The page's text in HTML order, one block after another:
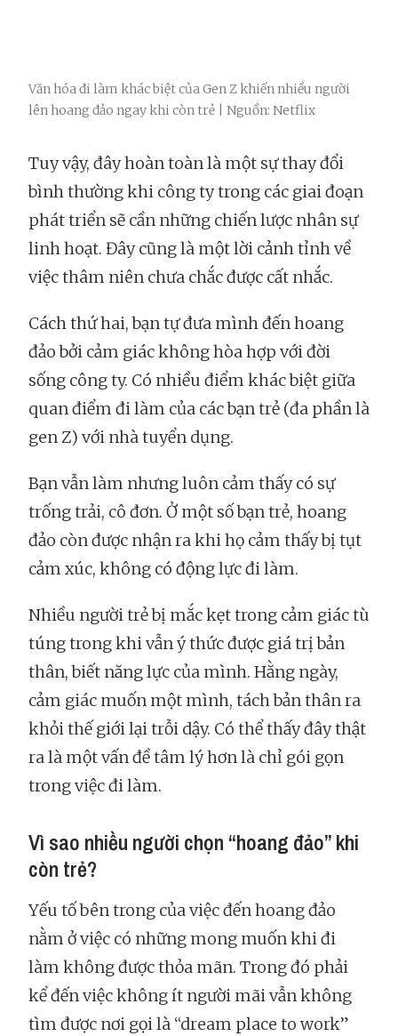
Văn hóa đi làm khác biệt của Gen Z khiến nhiều người
lên hoang đảo ngay khi còn trẻ | Nguồn: Netflix
Tuy vậy, đây hoàn toàn là một sự thay đổi
bình thường khi công ty trong các giai đoạn
phát triển sẽ cần những chiến lược nhân sự
linh hoạt. Đây cũng là một lời cảnh tỉnh về
việc thâm niên chưa chắc được cất nhắc.
Cách thứ hai, bạn tự đưa mình đến hoang
đảo bởi cảm giác không hòa hợp với đời
sống công ty. Có nhiều điểm khác biệt giữa
quan điểm đi làm của các bạn trẻ (đa phần là
gen Z) với nhà tuyển dụng.
Bạn vẫn làm nhưng luôn cảm thấy có sự
trống trải, cô đơn. Ở một số bạn trẻ, hoang
đảo còn được nhận ra khi họ cảm thấy bị tụt
cảm xúc, không có động lực đi làm.
Nhiều người trẻ bị mắc kẹt trong cảm giác tù
túng trong khi vẫn ý thức được giá trị bản
thân, biết năng lực của mình. Hằng ngày,
cảm giác muốn một mình, tách bản thân ra
khỏi thế giới lại trỗi dậy. Có thể thấy đây thật
ra là một vấn đề tâm lý hơn là chỉ gói gọn
trong việc đi làm.
Vì sao nhiều người chọn “hoang đảo” khi
còn trẻ?
Yếu tố bên trong của việc đến hoang đảo
nằm ở việc có những mong muốn khi đi
làm không được thỏa mãn. Trong đó phải
kể đến việc không ít người mãi vẫn không
tìm được nơi gọi là “dream place to work”